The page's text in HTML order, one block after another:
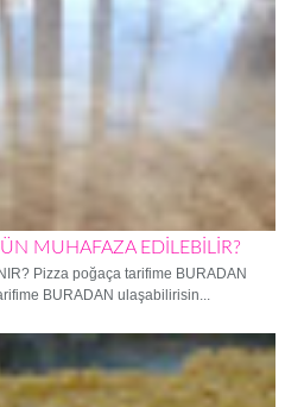
MUHAFAZA EDİLEBİLİR?
Pizza poğaça tarifime BURADAN
BURADAN ulaşabilirisin...